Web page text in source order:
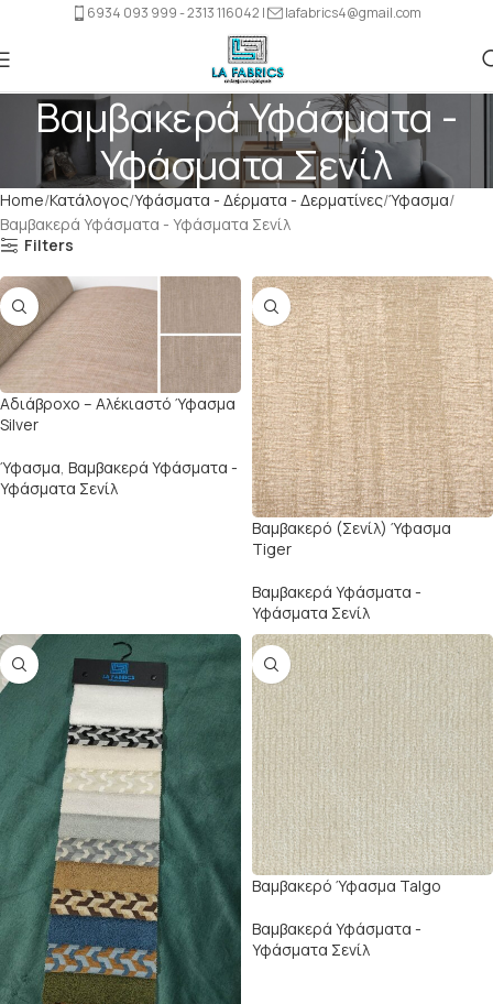
6934 093 999 - 2313 116042 | lafabrics4@gmail.com
Βαμβακερά Υφάσματα -
Υφάσματα Σενίλ
Home Κατάλογος Υφάσματα - Δέρματα - Δερματίνες Ύφασμα
Βαμβακερά Υφάσματα - Υφάσματα Σενίλ
Filters
Αδιάβρoχο – Αλέκιαστό Ύφασμα
Silver
Ύφασμα, Βαμβακερά Υφάσματα -
Υφάσματα Σενίλ
Βαμβακερό (Σενίλ) Ύφασμα
Tiger
Βαμβακερά Υφάσματα -
Υφάσματα Σενίλ
Βαμβακερό Ύφασμα Talgo
Βαμβακερά Υφάσματα -
Υφάσματα Σενίλ